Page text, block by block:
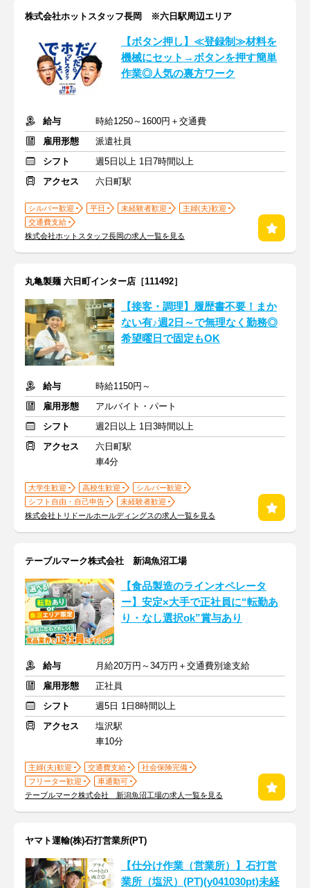
株式会社ホットスタッフ長岡 ※六日駅周辺エリア
【ボタン押し】≪登録制≫材料を
機械にセット→ボタンを押す簡単
作業◎人気の裏方ワーク
給与
時給1250～1600円＋交通費
雇用形態
派遣社員
シフト
週5日以上 1日7時間以上
アクセス
六日町駅
シルバー歓迎 平日 未経験者歓迎
主婦(夫)歓迎
交通費支給
株式会社ホットスタッフ長岡の求人一覧を見る
丸亀製麺 六日町インター店［111492］
【接客・調理】履歴書不要！まか
ない有♪週2日～で無理なく勤務◎
希望曜日で固定もOK
給与
時給1150円～
雇用形態
アルバイト・パート
シフト
週2日以上 1日3時間以上
アクセス
六日町駅
車4分
大学生歓迎 高校生歓迎
シルバー歓迎
シフト自由・自己申告
未経験者歓迎
株式会社トリドールホールディングスの求人一覧を見る
テーブルマーク株式会社 新潟魚沼工場
【食品製造のラインオペレータ
ー】安定×大手で正社員に“転勤あ
り・なし選択ok”賞与あり
給与
月給20万円～34万円＋交通費別途支給
雇用形態
正社員
シフト
週5日 1日8時間以上
アクセス
塩沢駅
車10分
主婦(夫)歓迎 交通費支給
社会保険完備
フリーター歓迎
車通勤可
テーブルマーク株式会社 新潟魚沼工場の求人一覧を見る
ヤマト運輸(株)石打営業所(PT)
【仕分け作業（営業所）】石打営
業所（塩沢）(PT)(y041030pt)未経